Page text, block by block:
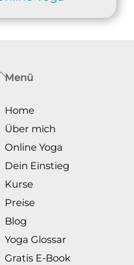
Back
Top
Menü
Home
Über mich
Online Yoga
Dein Einstieg
Kurse
Preise
Blog
Yoga Glossar
Gratis E-Book